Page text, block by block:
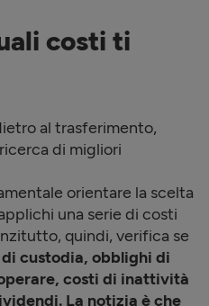
costi ti
al trasferimento,
di migliori
orientare la scelta
una serie di costi
quindi, verifica se
custodia, obblighi di
costi di inattività
La notizia è che